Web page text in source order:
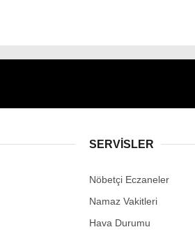
SERVİSLER
Nöbetçi Eczaneler
Namaz Vakitleri
Hava Durumu